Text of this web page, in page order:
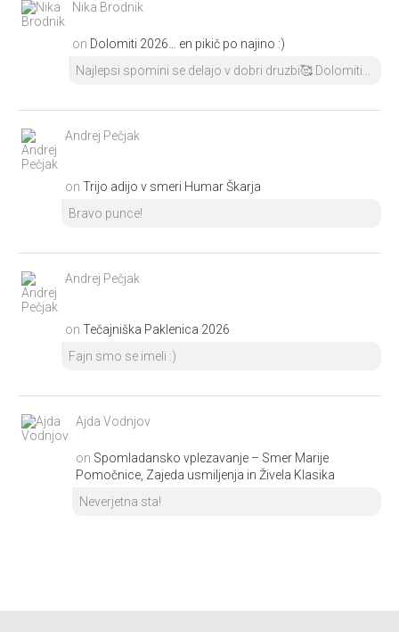
Nika Brodnik
on Dolomiti 2026… en pikič po najino :)
Najlepsi spomini se delajo v dobri druzbi🥰 Dolomiti...
Andrej Pečjak
on Trijo adijo v smeri Humar Škarja
Bravo punce!
Andrej Pečjak
on Tečajniška Paklenica 2026
Fajn smo se imeli :)
Ajda Vodnjov
on Spomladansko vplezavanje – Smer Marije
Pomočnice, Zajeda usmiljenja in Živela Klasika
Neverjetna sta!